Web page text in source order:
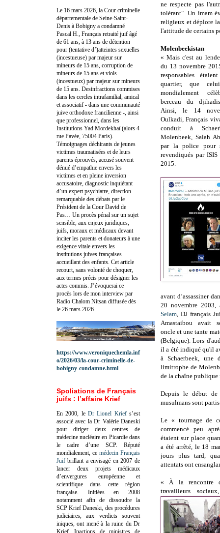
ne respecte pas
tolérant". Un imam
religieux et déplore
l'attitude de certains
Molenbeekistan
« Mais c'est au
du 13 novembre
responsables
quartier, que
mondialement
berceau du
Ainsi, le 14
Oulkadi, Français
conduit à
Molenbeek, Salah
par la police pour
revendiqués par
2015.
avant d’assassiner
20 novembre
Selam, DJ français
Amastaibou avait
oncle et une tante
(Belgique). Lors
il a été indiqué qu'il
à Schaerbeek, une
limitrophe de
de la chaîne publique
Depuis le début de
musulmans sont
Le « tournage de
commencé peu
étaient sur place
a été arrêté, le 18
jours plus tard,
attentats ont
« À la rencontre
travailleurs
Le 16 mars 2026, la Cour criminelle
départementale de Seine-Saint-
Denis à Bobigny a condamné
Pascal H., Français retraité juif âgé
de 61 ans, à 13 ans de détention
pour (tentative d’)atteintes sexuelles
(incestueuse) par majeur sur
mineurs de 15 ans, corruption de
mineurs de 15 ans et viols
(incestueux) par majeur sur mineurs
de 15 ans. Desinfractions commises
dans les cercles intrafamilial, amical
et associatif - dans une communauté
juive orthodoxe francilienne -, ainsi
que professionnel, dans les
Institutions Yad Mordekhaï (alors 4
rue Pavée, 75004 Paris).
Témoignages déchirants de jeunes
victimes traumatisées et de leurs
parents éprouvés, accusé souvent
dénué d’empathie envers les
victimes et en pleine inversion
accusatoire, diagnostic inquiétant
d’un expert psychiatre, direction
remarquable des débats par le
Président de la Cour David de
Pas… Un procès pénal sur un sujet
sensible, aux enjeux juridiques,
juifs, moraux et médicaux devant
inciter les parents et donateurs à une
exigence vitale envers les
institutions juives françaises
accueillant des enfants. Cet article
recourt, sans volonté de choquer,
aux termes précis pour désigner les
actes commis. J’évoquerai ce
procès lors de mon interview par
Radio Chalom Nitsan diffusée dès
le 26 mars 2026.
https://www.veroniquechemla.inf
o/2026/03/la-cour-criminelle-de-
bobigny-condamne.html
Spoliations de Français
juifs : l’affaire Krief
En 2000, le Dr Lionel Kriefs’est
associé avec la Dr Valérie Daneski
pour diriger deux centres de
médecine nucléaire en Picardie dans
le cadre d’une SCP. Réputé
mondialement, ce médecin Français
Juif brillant a envisagé en 2007 de
lancer deux projets médicaux
d’envergures européenne et
scientifique dans cette région
française. Initiées en 2008
notamment afin de dissoudre la
SCP Krief Daneski, des procédures
judiciaires, aux verdicts souvent
iniques, ont mené à la ruine du Dr
Krief.Inactions de ministres de